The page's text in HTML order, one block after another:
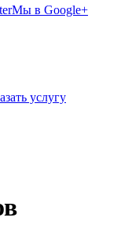
Мы в Google+
услугу